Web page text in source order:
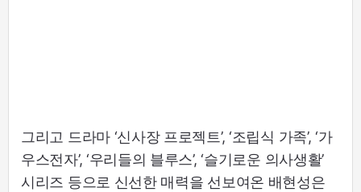
그리고 드라마 ‘신사장 프로젝트’, ‘조립식 가족’, ‘가
우스전자’, ‘우리들의 블루스’, ‘슬기로운 의사생활’
시리즈 등으로 신선한 매력을 선보여온 배현성은